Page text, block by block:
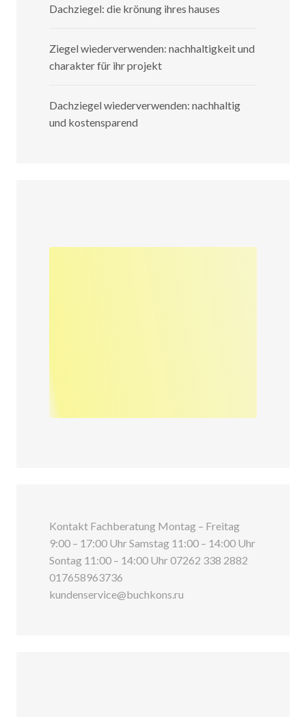
Dachziegel: die krönung ihres hauses
Ziegel wiederverwenden: nachhaltigkeit und
charakter für ihr projekt
Dachziegel wiederverwenden: nachhaltig
und kostensparend
Kontakt Fachberatung Montag – Freitag
9:00 – 17:00 Uhr Samstag 11:00 – 14:00 Uhr
Sontag 11:00 – 14:00 Uhr 07262 338 2882
017658963736
kundenservice@buchkons.ru